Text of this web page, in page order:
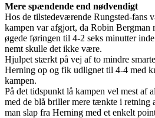
Mere spændende end nødvendigt
Hos de tilstedeværende Rungsted-fans
kampen var afgjort, da Robin Bergman
øgede føringen til 4-2 seks minutter
nemt skulle det ikke være.
Hjulpet stærkt på vej af to mindre
Herning op og fik udlignet til 4-4 med
kampen.
På det tidspunkt lå kampen vel mest af
med de blå briller mere tænkte i
man slap fra Herning med et enkelt